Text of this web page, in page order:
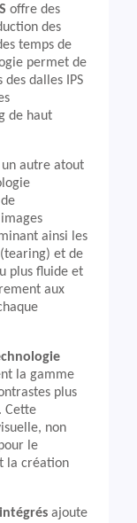
offre des
des
temps de
permet de
dalles IPS
de haut
un autre atout
ainsi les
et de
plus fluide et
aux
la gamme
plus
Cette
non
le
la création
ajoute